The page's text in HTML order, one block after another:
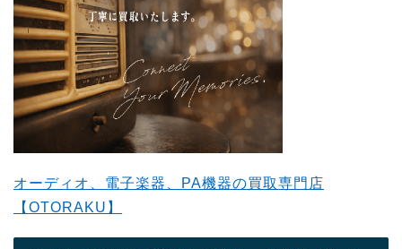
オーディオ、電子楽器、PA機器の買取専門店
【OTORAKU】